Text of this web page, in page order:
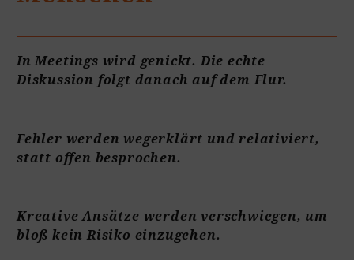
In Meetings wird genickt. Die echte
Diskussion folgt danach auf dem Flur.
Fehler werden wegerklärt und relativiert,
statt offen besprochen.
Kreative Ansätze werden verschwiegen, um
bloß kein Risiko einzugehen.